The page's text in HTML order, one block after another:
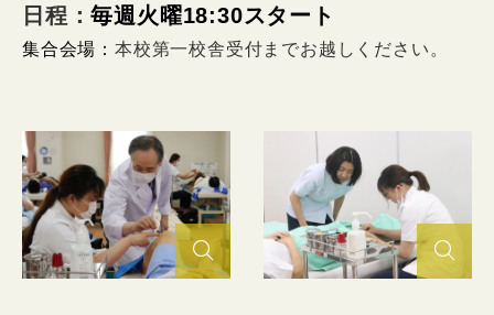
日程：毎週火曜18:30スタート
集合会場： 本校第一校舎受付までお越しください。